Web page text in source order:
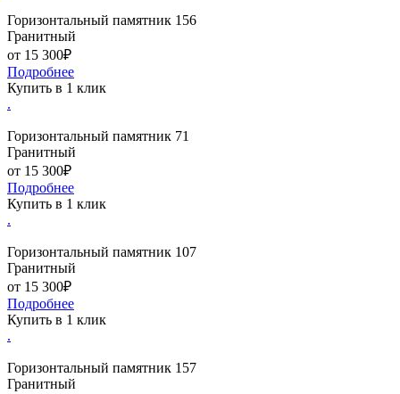
Горизонтальный памятник 156
Гранитный
от 15 300₽
Подробнее
Купить в 1 клик
.
Горизонтальный памятник 71
Гранитный
от 15 300₽
Подробнее
Купить в 1 клик
.
Горизонтальный памятник 107
Гранитный
от 15 300₽
Подробнее
Купить в 1 клик
.
Горизонтальный памятник 157
Гранитный